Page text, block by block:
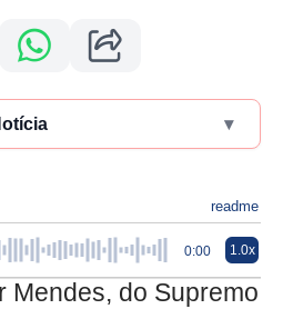
▾
readme
0:00 1.0x
Mendes, do Supremo